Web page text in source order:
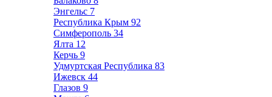
Энгельс 7
Республика Крым 92
Симферополь 34
Ялта 12
Керчь 9
Удмуртская Республика 83
Ижевск 44
Глазов 9